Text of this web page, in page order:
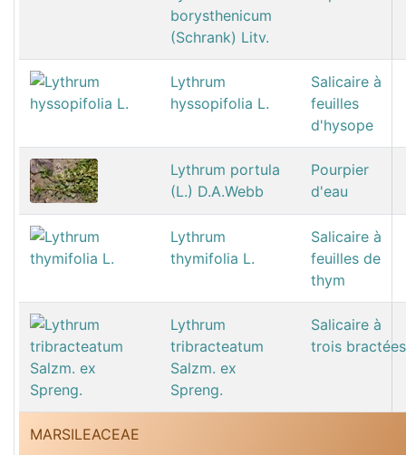
borysthenicum
(Schrank) Litv.
Lythrum
hyssopifolia L.
Salicaire à
feuilles
d'hysope
Lythrum portula
(L.) D.A.Webb
Pourpier
d'eau
Lythrum
thymifolia L.
Salicaire à
feuilles de
thym
Lythrum
tribracteatum
Salzm. ex
Spreng.
Salicaire à
trois bractées
MARSILEACEAE